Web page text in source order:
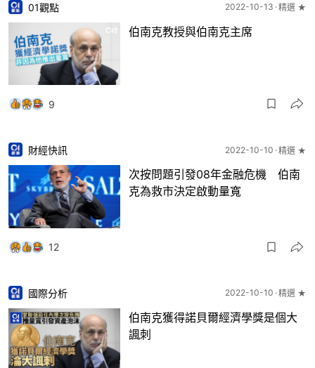
01觀點 2022-10-13 精選 ★
伯南克教授與伯南克主席
9
財經快訊 2022-10-10 精選 ★
次按問題引發08年金融危機 伯南
克為救市決定啟動量寬
12
國際分析 2022-10-10 精選 ★
伯南克獲得諾貝爾經濟學獎是個大
諷刺